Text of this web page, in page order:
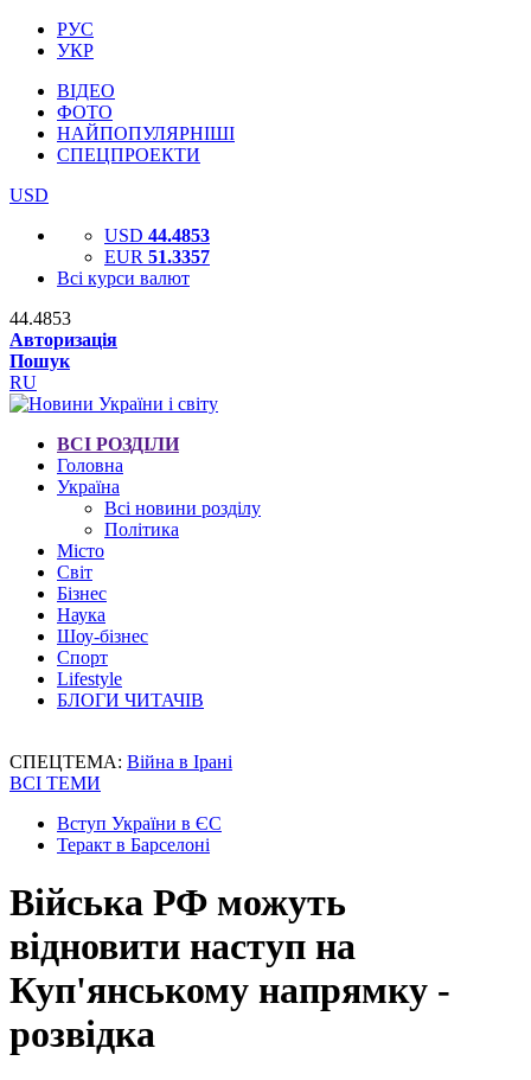
РУС
УКР
ВІДЕО
ФОТО
НАЙПОПУЛЯРНІШІ
СПЕЦПРОЕКТИ
USD
USD 44.4853
EUR 51.3357
Всі курси валют
44.4853
Авторизація
Пошук
RU
ВСІ РОЗДІЛИ
Головна
Україна
Всі новини розділу
Політика
Місто
Світ
Бізнес
Наука
Шоу-бізнес
Спорт
Lifestyle
БЛОГИ ЧИТАЧІВ
СПЕЦТЕМА: Війна в Ірані
ВСІ ТЕМИ
Вступ України в ЄС
Теракт в Барселоні
Війська РФ можуть
відновити наступ на
Куп'янському напрямку -
розвідка